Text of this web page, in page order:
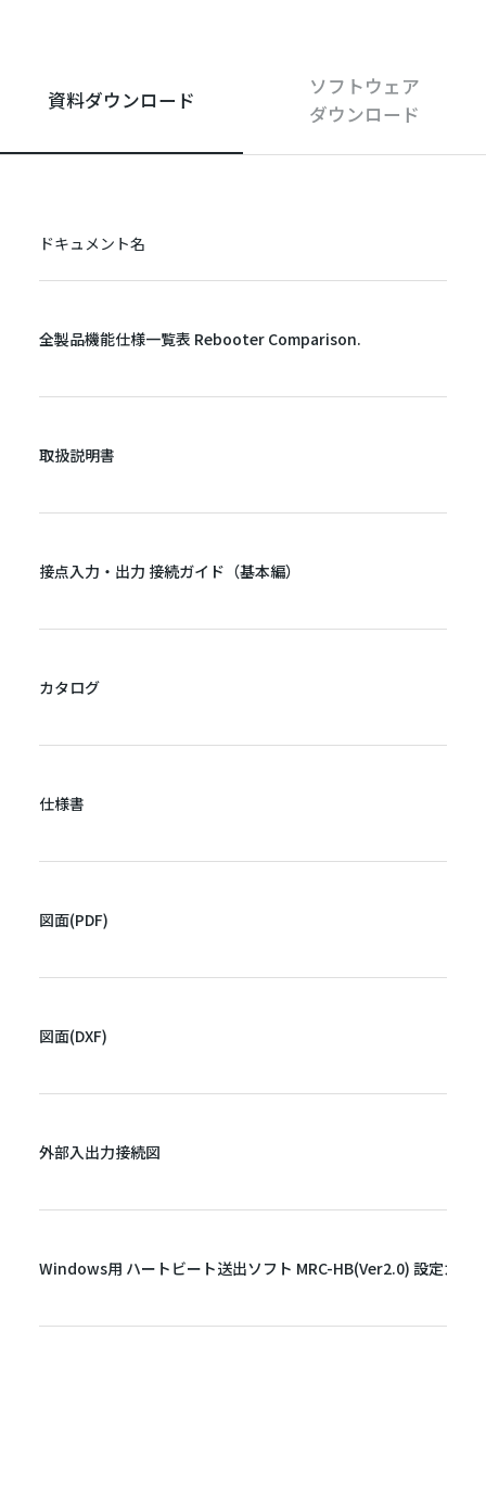
資料ダウンロード
ソフトウェア
ダウンロード
ドキュメント名
全製品機能仕様一覧表 Rebooter Comparison.
取扱説明書
接点入力・出力 接続ガイド（基本編）
カタログ
仕様書
図面(PDF)
図面(DXF)
外部入出力接続図
Windows用 ハートビート送出ソフト MRC-HB(Ver2.0) 設定ガイ